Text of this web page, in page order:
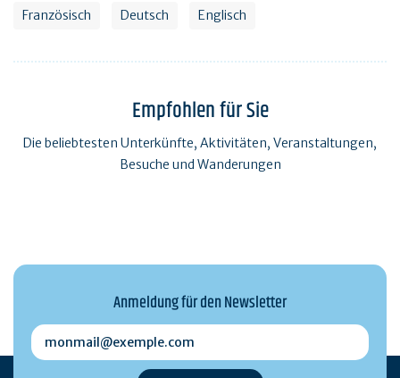
Französisch Deutsch Englisch
Empfohlen für Sie
Die beliebtesten Unterkünfte, Aktivitäten, Veranstaltungen,
Besuche und Wanderungen
Anmeldung für den Newsletter
monmail@exemple.com